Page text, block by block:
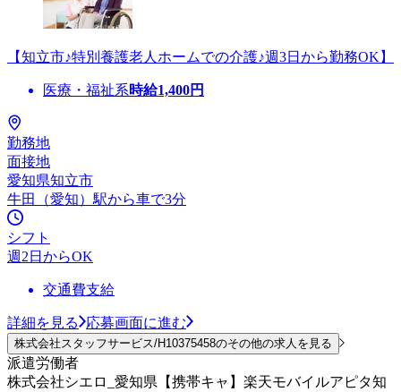
【知立市♪特別養護老人ホームでの介護♪週3日から勤務OK】
医療・福祉系時給1,400円
勤務地
面接地
愛知県知立市
牛田（愛知）駅から車で3分
シフト
週2日からOK
交通費支給
詳細を見る 応募画面に進む
株式会社スタッフサービス/H10375458のその他の求人を見る
派遣労働者
株式会社シエロ_愛知県【携帯キャ】楽天モバイルアピタ知